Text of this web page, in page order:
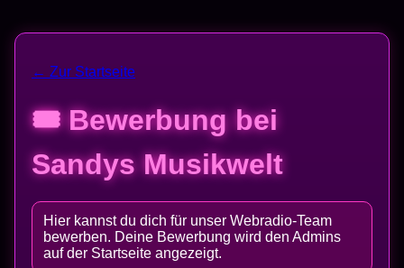
← Zur Startseite
🎟 Bewerbung bei
Sandys Musikwelt
Hier kannst du dich für unser Webradio-Team
bewerben. Deine Bewerbung wird den Admins
auf der Startseite angezeigt.